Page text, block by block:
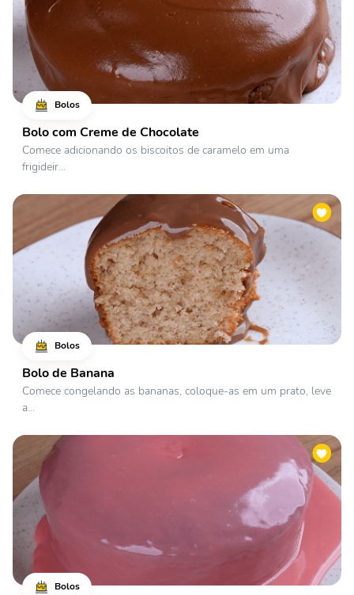
Bolos
Bolo com Creme de Chocolate
Comece adicionando os biscoitos de caramelo em uma
frigideir...
Bolos
Bolo de Banana
Comece congelando as bananas, coloque-as em um prato, leve
a...
Bolos